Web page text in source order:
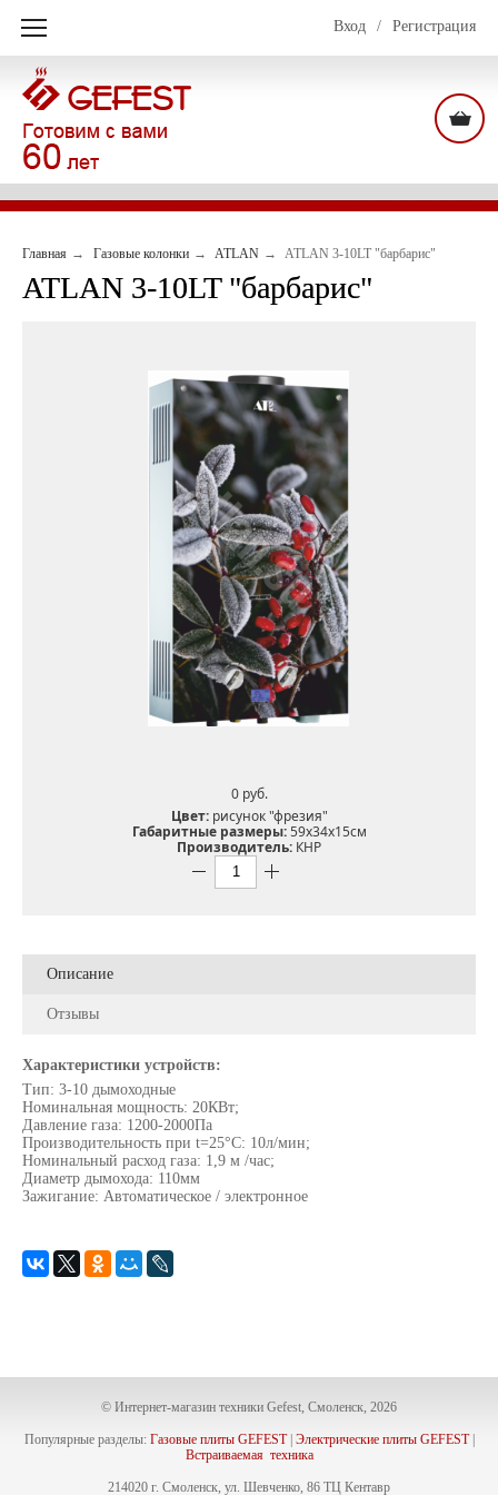
Вход / Регистрация
Главная Газовые колонки ATLAN ATLAN 3-10LT "барбарис"
ATLAN 3-10LT "барбарис"
0 pуб.
Цвет:рисунок "фрезия"
Габаритные размеры:59х34х15см
Производитель: КНР
Описание
Отзывы
Характеристики устройств:
Тип: 3-10 дымоходные
Номинальная мощность: 20КВт;
Давление газа: 1200-2000Па
Производительность при t=25°C: 10л/мин;
Номинальный расход газа: 1,9 м /час;
Диаметр дымохода: 110мм
Зажигание: Автоматическое / электронное
© Интернет-магазин техники Gefest, Смоленск, 2026
Популярные разделы: Газовые плиты GEFEST| Электрические плиты GEFEST|
Встраиваемая техника
214020 г. Смоленск, ул. Шевченко, 86 ТЦ Кентавр